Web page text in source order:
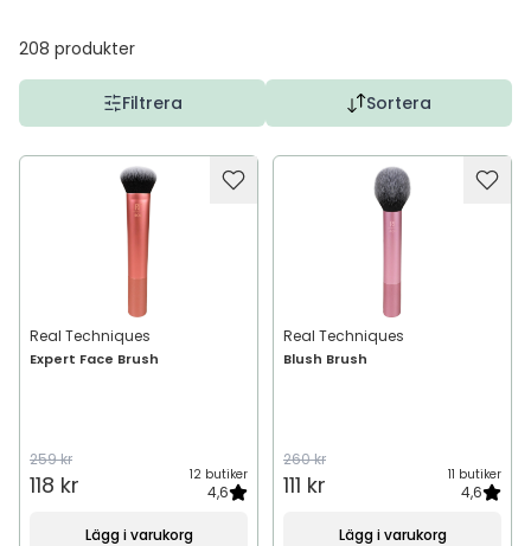
208 produkter
Filtrera Sortera
Real Techniques
Expert Face Brush
259 kr
118 kr 12 butiker
4,6
Lägg i varukorg
Real Techniques
Blush Brush
260 kr
111 kr 11 butiker
4,6
Lägg i varukorg